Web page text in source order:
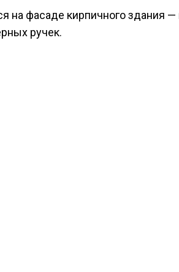
на фасаде кирпичного здания
ручек.